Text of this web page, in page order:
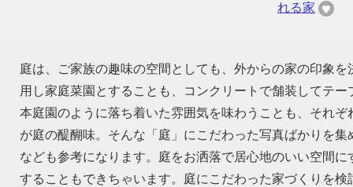
れる家
庭は、ご家族の趣味の空間としても、外からの家の印象
用し家庭菜園とすることも、コンクリートで舗装してテ
本庭園のように落ち着いた雰囲気を味わうことも、それ
が庭の醍醐味。そんな「庭」にこだわった写真ばかりを
なども参考になります。庭をお洒落で居心地のいい空間
することもできちゃいます。庭にこだわった家づくりを